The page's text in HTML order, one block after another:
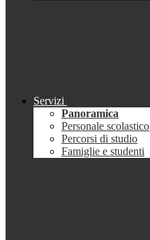
Servizi
Panoramica
Personale scolastico
Percorsi di studio
Famiglie e studenti